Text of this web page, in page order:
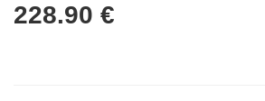
228.90 €